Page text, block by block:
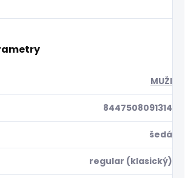
MUŽI
8447508091314
šedá
regular (klasický)